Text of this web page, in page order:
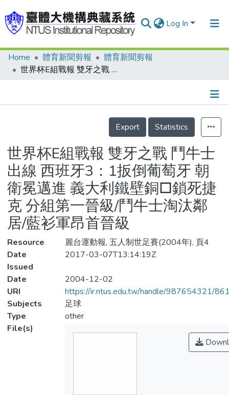
Log In
Communities & Collections
Statistics
Home 體育新聞剪報
體育新聞剪報
世界杯E組戰報 雙牙之戰 鬥牛士出線 西班牙3：1扳倒葡萄牙 朝衛冕邁進 義大利鐵壁銅□鎖死捷克 分組第一晉級/鬥牛士淘汰鄰居/藍衫軍昂首晉級
Details
Export
Statistics
世界杯E組戰報 雙牙之戰 鬥牛士
出線 西班牙3：1扳倒葡萄牙 朝
衛冕邁進 義大利鐵壁銅□鎖死捷
克 分組第一晉級/鬥牛士淘汰鄰
居/藍衫軍昂首晉級
Resource
麗台運動報, 五人制世足賽(2004年), 頁4
Date
Issued
2017-03-07T13:14:19Z
Date
2004-12-02
URI
https://ir.ntus.edu.tw/handle/987654321/
Subjects
足球
Type
other
File(s)